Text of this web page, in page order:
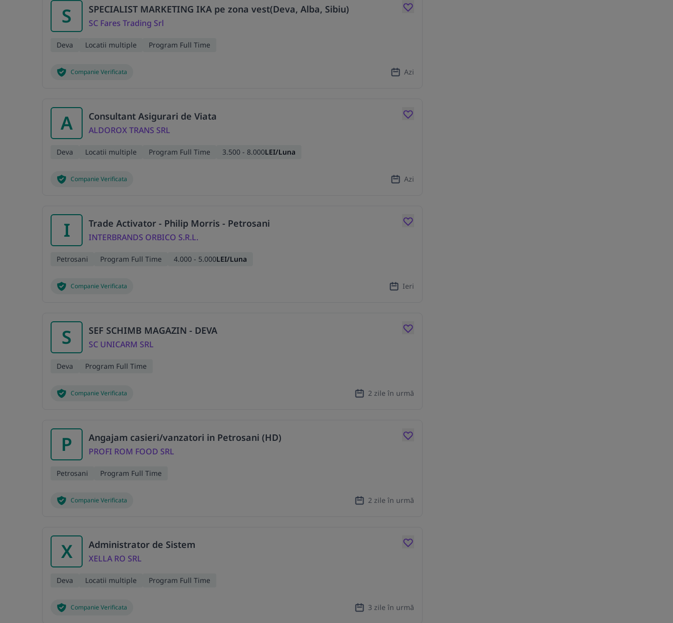
S SPECIALIST MARKETING IKA pe zona vest(Deva, Alba, Sibiu)
SC Fares Trading Srl
Deva Locatii multiple Program Full Time
Companie Verificata Azi
A Consultant Asigurari de Viata
ALDOROX TRANS SRL
Deva Locatii multiple Program Full Time 3.500 - 8.000LEI/Luna
Companie Verificata Azi
I Trade Activator - Philip Morris - Petrosani
INTERBRANDS ORBICO S.R.L.
Petrosani Program Full Time 4.000 - 5.000LEI/Luna
Companie Verificata Ieri
S SEF SCHIMB MAGAZIN - DEVA
SC UNICARM SRL
Deva Program Full Time
Companie Verificata 2 zile în urmă
P Angajam casieri/vanzatori in Petrosani (HD)
PROFI ROM FOOD SRL
Petrosani Program Full Time
Companie Verificata 2 zile în urmă
X Administrator de Sistem
XELLA RO SRL
Deva Locatii multiple Program Full Time
Companie Verificata 3 zile în urmă